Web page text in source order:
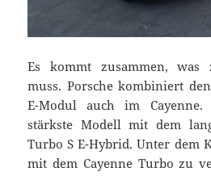
Es kommt zusammen, was
muss. Porsche kombiniert
E-Modul auch im
stärkste Modell mit dem
Turbo S E-Hybrid. Unter dem
mit dem Cayenne Turbo zu